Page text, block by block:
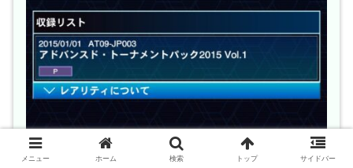
メニュー ホーム 検索 トップ サイドバー